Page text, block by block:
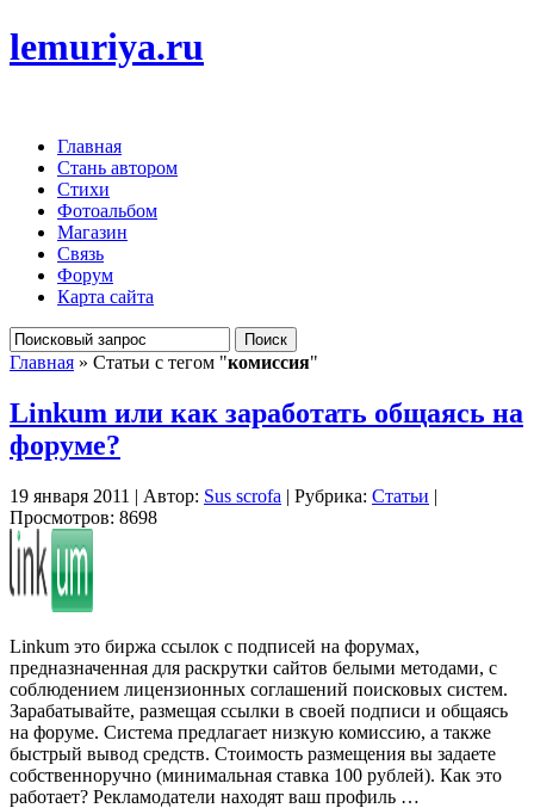
lemuriya.ru
Главная
Стань автором
Стихи
Фотоальбом
Магазин
Связь
Форум
Карта сайта
Главная » Статьи с тегом "комиссия"
Linkum или как заработать общаясь на
форуме?
19 января 2011 | Автор: Sus scrofa | Рубрика: Статьи |
Просмотров: 8698
Linkum это биржа ссылок с подписей на форумах,
предназначенная для раскрутки сайтов белыми методами, с
соблюдением лицензионных соглашений поисковых систем.
Зарабатывайте, размещая ссылки в своей подписи и общаясь
на форуме. Система предлагает низкую комиссию, а также
быстрый вывод средств. Стоимость размещения вы задаете
собственноручно (минимальная ставка 100 рублей). Как это
работает? Рекламодатели находят ваш профиль …